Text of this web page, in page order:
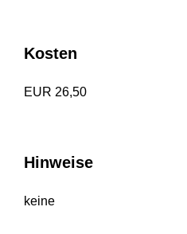
Kosten
EUR 26,50
Hinweise
keine